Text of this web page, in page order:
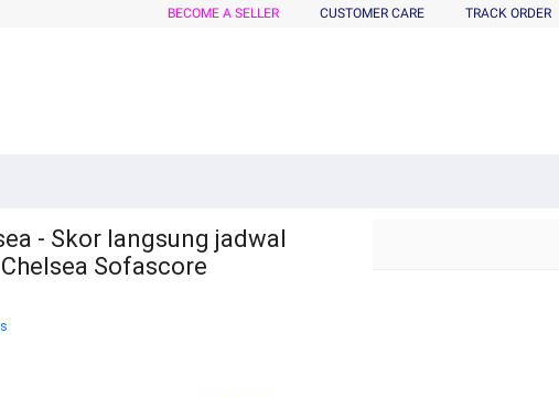
BECOME A SELLER CUSTOMER CARE TRACK ORDER
- Skor langsung jadwal
Sofascore